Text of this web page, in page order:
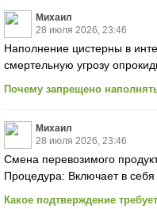
Михаил
28 июля 2026, 23:46
Наполнение цистерны в
смертельную угрозу
Почему запрещено
Михаил
28 июля 2026, 23:46
Смена перевозимого
Процедура: Включает в себя
Какое подтверждение